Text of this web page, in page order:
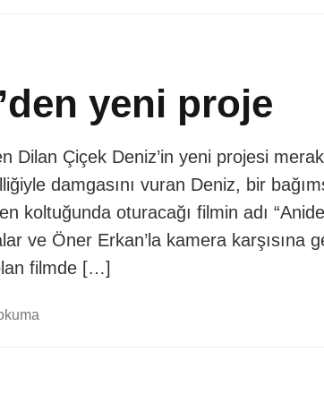
yeni proje
Dilan Çiçek Deniz’in yeni projesi
damgasını vuran Deniz, bir
koltuğunda oturacağı filmin adı
ve Öner Erkan’la kamera karşısına
filmde […]